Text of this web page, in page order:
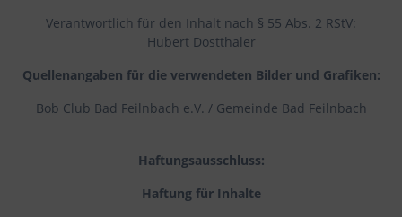
Verantwortlich für den Inhalt nach § 55 Abs. 2 RStV:
Hubert Dostthaler
Quellenangaben für die verwendeten Bilder und Grafiken:
Bob Club Bad Feilnbach e.V. / Gemeinde Bad Feilnbach
Haftungsausschluss:
Haftung für Inhalte